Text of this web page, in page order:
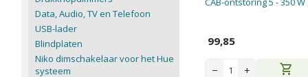
99,85
− + shopping_cart
Data, Audio, TV en Telefoon
USB-lader
Blindplaten
Niko dimschakelaar voor het Hue
systeem